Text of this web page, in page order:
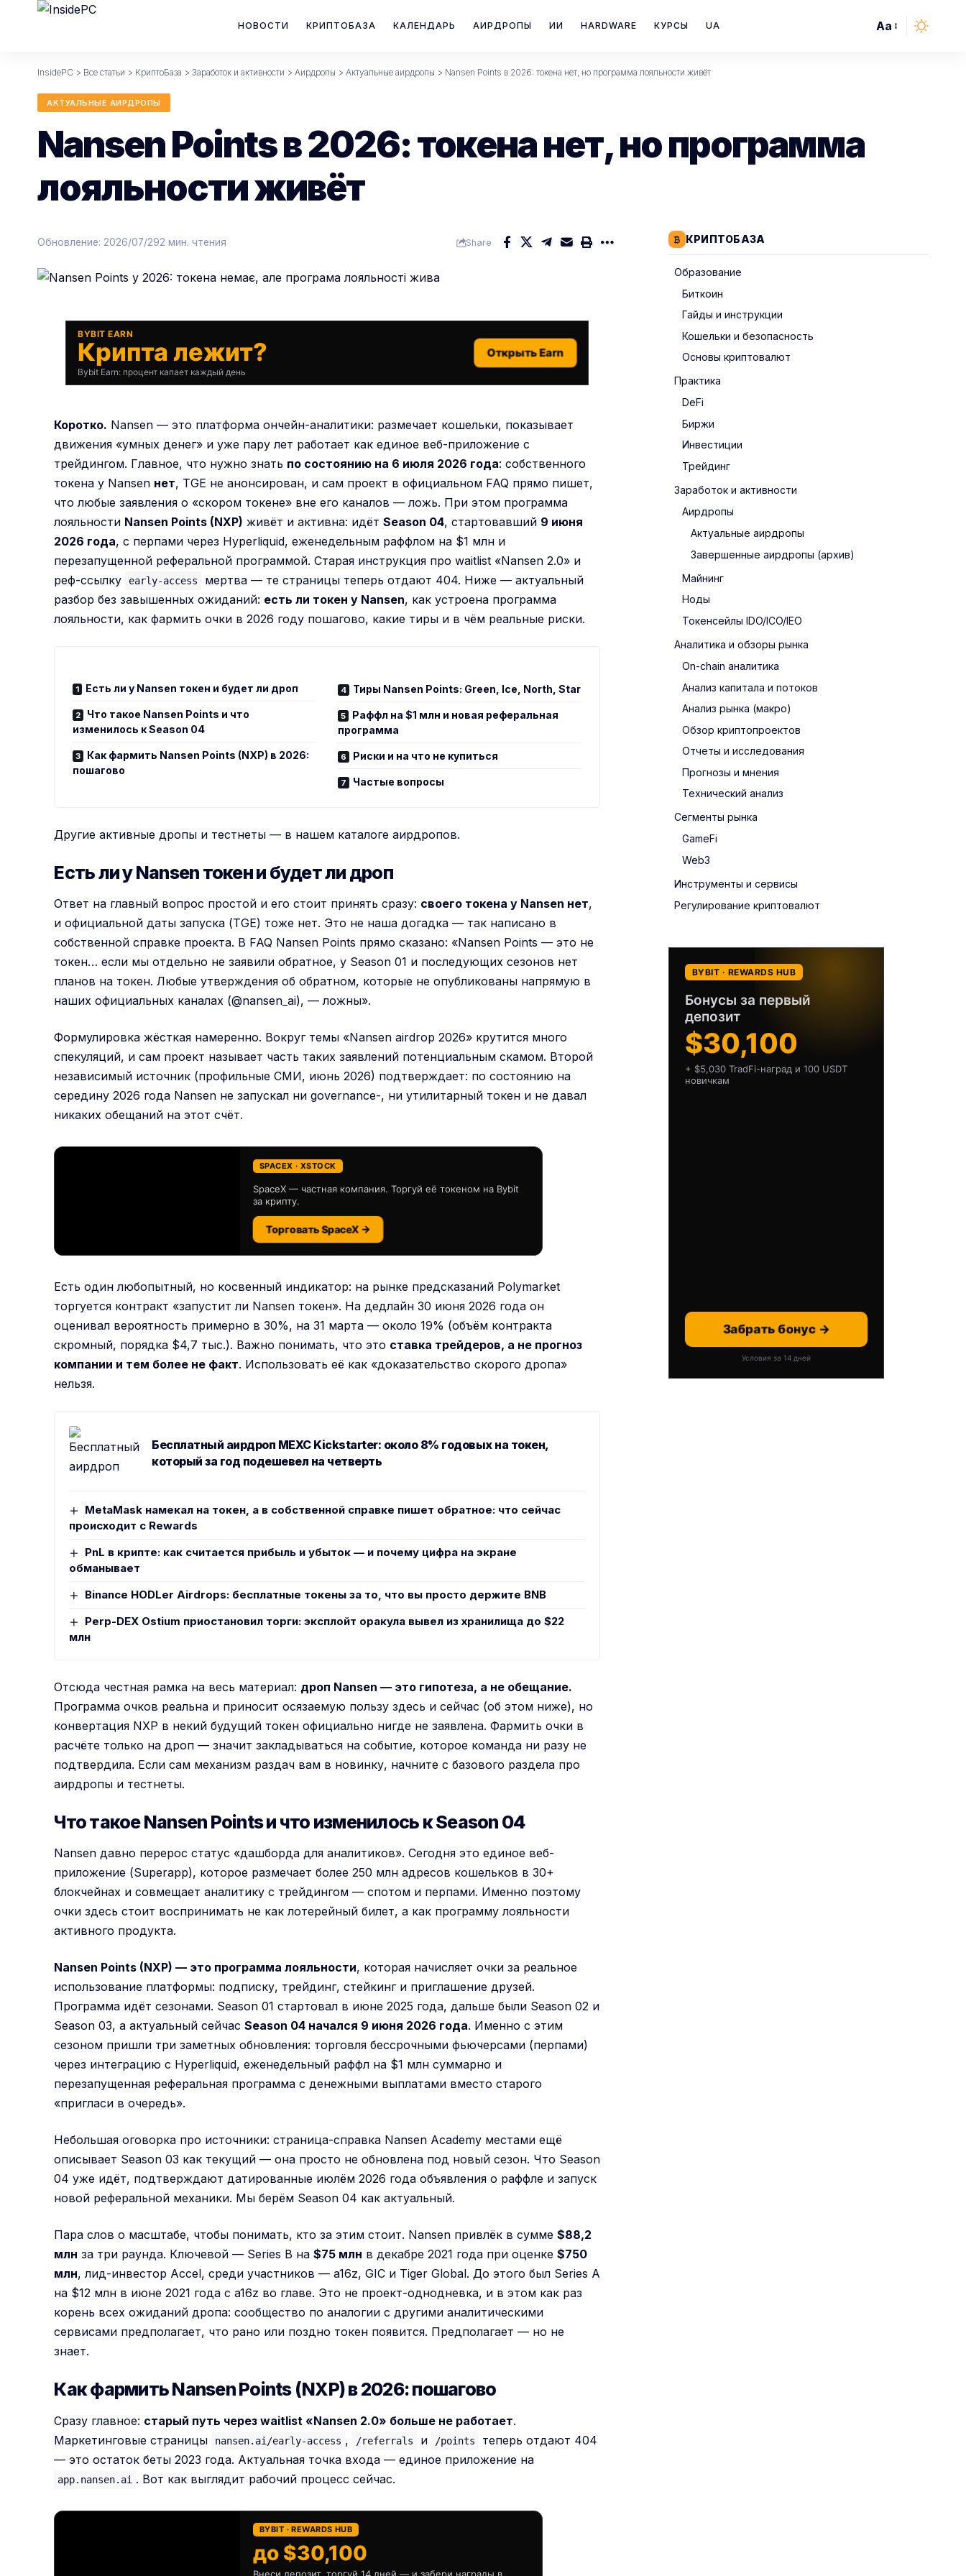
НОВОСТИ КРИПТОБАЗА КАЛЕНДАРЬ АИРДРОПЫ ИИ HARDWARE КУРСЫ UA
Font
Aa
InsidePC > Все статьи > КриптоБаза > Заработок и активности > Аирдропы > Актуальные аирдропы > Nansen Points в 2026: токена нет, но программа лояльности живёт
АКТУАЛЬНЫЕ АИРДРОПЫ
Nansen Points в 2026: токена нет, но программа
лояльности живёт
Обновление: 2026/07/292 мин. чтения Share
BYBIT EARN
Крипта лежит?
Bybit Earn: процент капает каждый день
Открыть Earn
Коротко. Nansen — это платформа ончейн-аналитики: размечает кошельки, показывает
движения «умных денег» и уже пару лет работает как единое веб-приложение с
трейдингом. Главное, что нужно знать по состоянию на 6 июля 2026 года: собственного
токена у Nansen нет, TGE не анонсирован, и сам проект в официальном FAQ прямо пишет,
что любые заявления о «скором токене» вне его каналов — ложь. При этом программа
лояльности Nansen Points (NXP) живёт и активна: идётSeason 04, стартовавший 9 июня
2026 года, с перпами через Hyperliquid, еженедельным раффлом на $1 млн и
перезапущенной реферальной программой. Старая инструкция про waitlist «Nansen 2.0» и
реф-ссылку
early-access
мертва — те страницы теперь отдают 404. Ниже — актуальный
разбор без завышенных ожиданий: есть ли токен у Nansen, как устроена программа
лояльности, как фармить очки в 2026 году пошагово, какие тиры и в чём реальные риски.
Есть ли у Nansen токен и будет ли дроп
Что такое Nansen Points и что
изменилось к Season 04
Как фармить Nansen Points (NXP) в 2026:
пошагово
Тиры Nansen Points: Green, Ice, North, Star
Раффл на $1 млн и новая реферальная
программа
Риски и на что не купиться
Частые вопросы
Другие активные дропы и тестнеты — в нашем каталоге аирдропов.
Есть ли у Nansen токен и будет ли дроп
Ответ на главный вопрос простой и его стоит принять сразу: своего токена у Nansen нет,
и официальной даты запуска (TGE) тоже нет. Это не наша догадка — так написано в
собственной справке проекта. В FAQ Nansen Points прямо сказано: «Nansen Points — это не
токен… если мы отдельно не заявили обратное, у Season 01 и последующих сезонов нет
планов на токен. Любые утверждения об обратном, которые не опубликованы напрямую в
наших официальных каналах (@nansen_ai), — ложны».
Формулировка жёсткая намеренно. Вокруг темы «Nansen airdrop 2026» крутится много
спекуляций, и сам проект называет часть таких заявлений потенциальным скамом. Второй
независимый источник (профильные СМИ, июнь 2026) подтверждает: по состоянию на
середину 2026 года Nansen не запускал ни governance-, ни утилитарный токен и не давал
никаких обещаний на этот счёт.
SPACEX · XSTOCK
SpaceX — частная компания. Торгуй её токеном на Bybit
за крипту.
Торговать SpaceX →
Есть один любопытный, но косвенный индикатор: на рынке предсказаний Polymarket
торгуется контракт «запустит ли Nansen токен». На дедлайн 30 июня 2026 года он
оценивал вероятность примерно в 30%, на 31 марта — около 19% (объём контракта
скромный, порядка $4,7 тыс.). Важно понимать, что это ставка трейдеров, а не прогноз
компании и тем более не факт. Использовать её как «доказательство скорого дропа»
нельзя.
Бесплатный аирдроп MEXC Kickstarter: около 8% годовых на токен,
который за год подешевел на четверть
MetaMask намекал на токен, а в собственной справке пишет обратное: что сейчас
происходит с Rewards
PnL в крипте: как считается прибыль и убыток — и почему цифра на экране
обманывает
Binance HODLer Airdrops: бесплатные токены за то, что вы просто держите BNB
Perp-DEX Ostium приостановил торги: эксплойт оракула вывел из хранилища до $22
млн
Отсюда честная рамка на весь материал: дроп Nansen — это гипотеза, а не обещание.
Программа очков реальна и приносит осязаемую пользу здесь и сейчас (об этом ниже), но
конвертация NXP в некий будущий токен официально нигде не заявлена. Фармить очки в
расчёте только на дроп — значит закладываться на событие, которое команда ни разу не
подтвердила. Если сам механизм раздач вам в новинку, начните с базового раздела про
аирдропы и тестнеты.
Что такое Nansen Points и что изменилось к Season 04
Nansen давно перерос статус «дашборда для аналитиков». Сегодня это единое веб-
приложение (Superapp), которое размечает более 250 млн адресов кошельков в 30+
блокчейнах и совмещает аналитику с трейдингом — спотом и перпами. Именно поэтому
очки здесь стоит воспринимать не как лотерейный билет, а как программу лояльности
активного продукта.
Nansen Points (NXP) — это программа лояльности, которая начисляет очки за реальное
использование платформы: подписку, трейдинг, стейкинг и приглашение друзей.
Программа идёт сезонами. Season 01 стартовал в июне 2025 года, дальше были Season 02 и
Season 03, а актуальный сейчасSeason 04 начался 9 июня 2026 года. Именно с этим
сезоном пришли три заметных обновления: торговля бессрочными фьючерсами (перпами)
через интеграцию с Hyperliquid, еженедельный раффл на $1 млн суммарно и
перезапущенная реферальная программа с денежными выплатами вместо старого
«пригласи в очередь».
Небольшая оговорка про источники: страница-справка Nansen Academy местами ещё
описывает Season 03 как текущий — она просто не обновлена под новый сезон. Что Season
04 уже идёт, подтверждают датированные июлём 2026 года объявления о раффле и запуск
новой реферальной механики. Мы берём Season 04 как актуальный.
Пара слов о масштабе, чтобы понимать, кто за этим стоит. Nansen привлёк в сумме$88,2
млн за три раунда. Ключевой — Series B на$75 млн в декабре 2021 года при оценке$750
млн, лид-инвестор Accel, среди участников — a16z, GIC и Tiger Global. До этого был Series A
на $12 млн в июне 2021 года с a16z во главе. Это не проект-однодневка, и в этом как раз
корень всех ожиданий дропа: сообщество по аналогии с другими аналитическими
сервисами предполагает, что рано или поздно токен появится. Предполагает — но не
знает.
Как фармить Nansen Points (NXP) в 2026: пошагово
Сразу главное: старый путь через waitlist «Nansen 2.0» больше не работает.
Маркетинговые страницы
nansen.ai/early-access , /referrals и /points
теперь отдают 404
— это остаток беты 2023 года. Актуальная точка входа — единое приложение на
app.nansen.ai . Вот как выглядит рабочий процесс сейчас.
BYBIT · REWARDS HUB
до $30,100
КРИПТОБАЗА
Образование
Биткоин
Гайды и инструкции
Кошельки и безопасность
Основы криптовалют
Практика
DeFi
Биржи
Инвестиции
Трейдинг
Заработок и активности
Аирдропы
Актуальные аирдропы
Завершенные аирдропы (архив)
Майнинг
Ноды
Токенсейлы IDO/ICO/IEO
Аналитика и обзоры рынка
On-chain аналитика
Анализ капитала и потоков
Анализ рынка (макро)
Обзор криптопроектов
Отчеты и исследования
Прогнозы и мнения
Технический анализ
Сегменты рынка
GameFi
Web3
Инструменты и сервисы
Регулирование криптовалют
BYBIT · REWARDS HUB
Бонусы за первый
депозит
$30,100
+ $5,030 TradFi-наград и 100 USDT
новичкам
Забрать бонус →
Условия за 14 дней